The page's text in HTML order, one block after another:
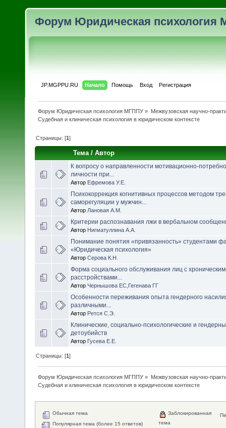
Форум Юридическая психология
JP.MGPPU.RU Начало Помощь Вход Регистрация
Форум Юридическая психология МГППУ » Межвузовская научно-
Судебная и клиническая психология в юридическом контексте
Страницы: [1]
Тема/Автор
К вопросу о направленности мотивационно-
личности при...
Автор Ефремова У.Е.
Психокоррекция когнитивных процессов методом
саморегуляции у мужчин...
Автор Лановая А.М.
Критерии распознавания лжи в вербальном
Автор Нигматуллина А.А.
Понимание понятия «привязанность» студентами
«Юридическая психология»
Автор Серова К.Н.
Форма социального обслуживания лиц с
расстройствами...
Автор Чернышова ЕС,Гегенава ГГ
Особенности переживания опыта гендерного
различными...
Автор Рется С.Э.
Клинические, социально-психологические и
детоубийств
Автор Гусева Е.Е.
Страницы: [1]
Форум Юридическая психология МГППУ » Межвузовская научно-
Судебная и клиническая психология в юридическом контексте
Обычная тема
Популярная тема (более 15 ответов)
Заблокированная
тема